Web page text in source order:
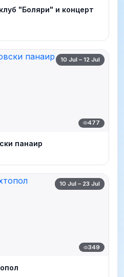
"Боляри" и концерт
10 Jul – 12 Jul
477
панаир
10 Jul – 23 Jul
349